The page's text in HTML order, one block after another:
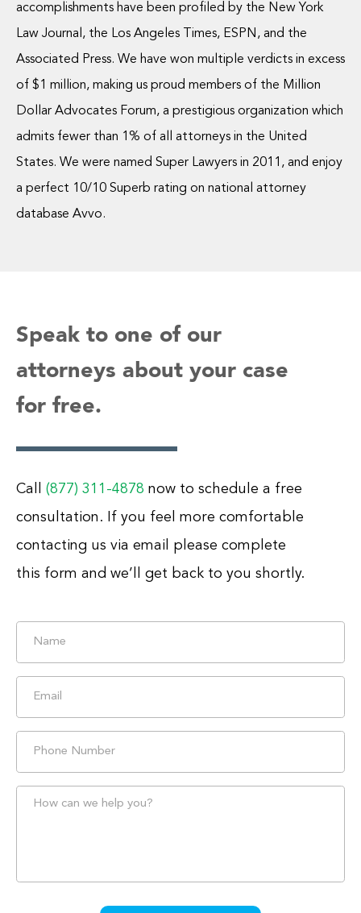
accomplishments have been profiled by the New York
Law Journal, the Los Angeles Times, ESPN, and the
Associated Press. We have won multiple verdicts in excess
of $1 million, making us proud members of the Million
Dollar Advocates Forum, a prestigious organization which
admits fewer than 1% of all attorneys in the United
States. We were named Super Lawyers in 2011, and enjoy
a perfect 10/10 Superb rating on national attorney
database Avvo.
Speak to one of our
attorneys about your case
for free.
Call (877) 311-4878 now to schedule a free
consultation. If you feel more comfortable
contacting us via email please complete
this form and we’ll get back to you shortly.